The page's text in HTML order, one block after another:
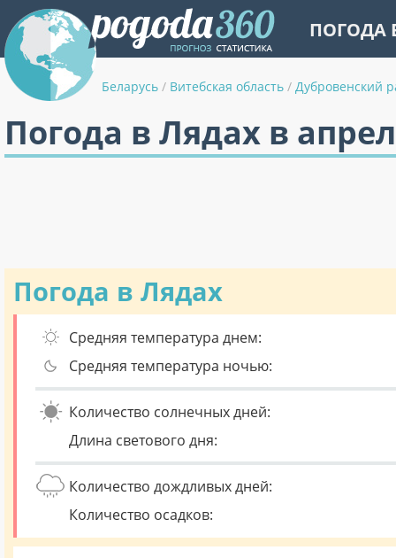
ПОГОДА
Беларусь / Витебская область / Дубровенский
Погода в Лядах в
Погода в Лядах
Средняя температура днем:
Средняя температура ночью:
Количество солнечных дней:
Длина светового дня:
Количество дождливых дней:
Количество осадков: